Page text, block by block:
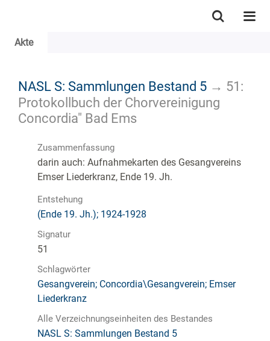
Akte
NASL S: Sammlungen Bestand 5 → 51:
Protokollbuch der Chorvereinigung
Concordia" Bad Ems
Zusammenfassung
darin auch: Aufnahmekarten des Gesangvereins
Emser Liederkranz, Ende 19. Jh.
Entstehung
(Ende 19. Jh.); 1924-1928
Signatur
51
Schlagwörter
Gesangverein; Concordia\Gesangverein; Emser
Liederkranz
Alle Verzeichnungseinheiten des Bestandes
NASL S: Sammlungen Bestand 5